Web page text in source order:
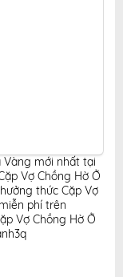
Vàng mới nhất tại
Vợ Chồng Hờ Ở
thức Cặp Vợ
phí trên
Vợ Chồng Hờ Ở